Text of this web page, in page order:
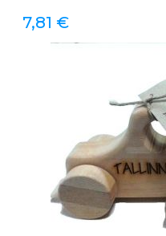
7,81 €